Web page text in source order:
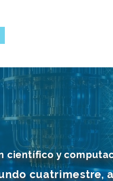
científico y
cuatrimestre,